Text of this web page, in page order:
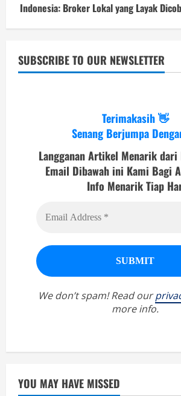
Indonesia: Broker Lokal yang Layak
SUBSCRIBE TO OUR NEWSLETTER
Terimakasih 👋
Senang Berjumpa
Langganan Artikel Menarik dari
Email Dibawah ini Kami Bagi
Info Menarik Tiap
We don’t spam! Read our
more info.
YOU MAY HAVE MISSED